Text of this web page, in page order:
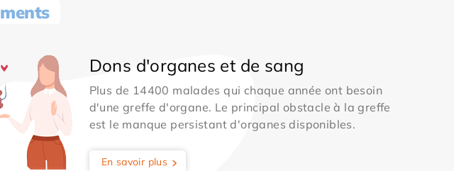
Dons d'organes et de sang
Plus de 14400 malades qui chaque année ont besoin
d'une greffe d'organe. Le principal obstacle à la greffe
est le manque persistant d'organes disponibles.
En savoir plus